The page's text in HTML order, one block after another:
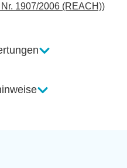
1907/2006 (REACH))